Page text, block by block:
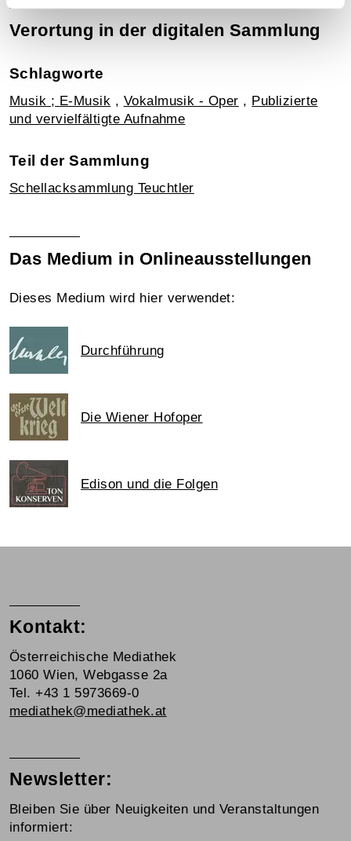
Verortung in der digitalen Sammlung
Schlagworte
Musik ; E-Musik , Vokalmusik - Oper , Publizierte
und vervielfältigte Aufnahme
Teil der Sammlung
Schellacksammlung Teuchtler
Das Medium in Onlineausstellungen
Dieses Medium wird hier verwendet:
Durchführung
Die Wiener Hofoper
Edison und die Folgen
Kontakt:
Österreichische Mediathek
1060 Wien, Webgasse 2a
Tel. +43 1 5973669-0
mediathek@mediathek.at
Newsletter:
Bleiben Sie über Neuigkeiten und Veranstaltungen
informiert: